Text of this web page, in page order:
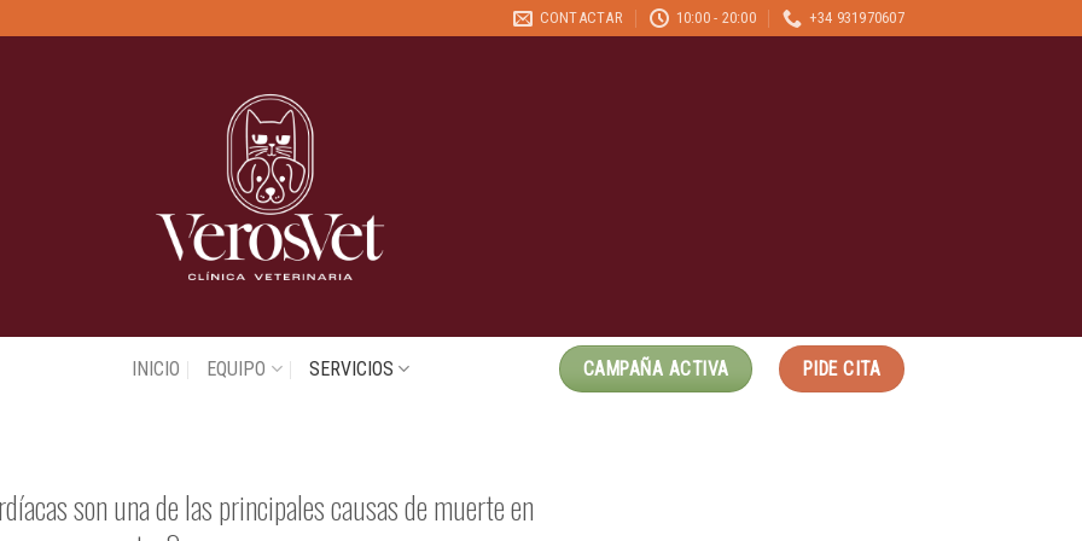
CONTACTAR 10:00 - 20:00 +34 931970607
INICIO EQUIPO SERVICIOS CAMPAÑA ACTIVA PIDE CITA
son una de las principales causas de muerte en